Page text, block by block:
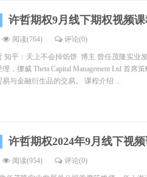
许哲期权9月线下期权视频
阅读(764) 评论(0)
知乎：天上不会掉馅饼 博主 曾任茂隆实业
，挪威 Theta Capital Management Ltd 首
与金融衍生品的交易。 课程介绍 ...
许哲期权2024年9月线下视
阅读(954) 评论(0)